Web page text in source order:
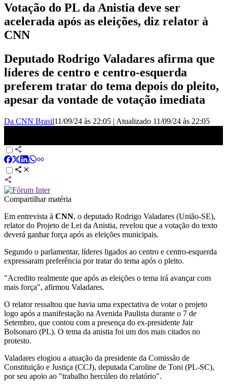
Votação do PL da Anistia deve ser
acelerada após as eleições, diz relator à
CNN
Deputado Rodrigo Valadares afirma que
líderes de centro e centro-esquerda
preferem tratar do tema depois do pleito,
apesar da vontade de votação imediata
Da CNN Brasil11/09/24 às 22:05 | Atualizado 11/09/24 às 22:05
Compartilhar matéria
Em entrevista à CNN, o deputado Rodrigo Valadares (União-SE),
relator do Projeto de Lei da Anistia, revelou que a votação do texto
deverá ganhar força após as eleições municipais.
Segundo o parlamentar, líderes ligados ao centro e centro-esquerda
expressaram preferência por tratar do tema após o pleito.
"Acredito realmente que após as eleições o tema irá avançar com
mais força", afirmou Valadares.
O relator ressaltou que havia uma expectativa de votar o projeto
logo após a manifestação na Avenida Paulista durante o 7 de
Setembro, que contou com a presença do ex-presidente Jair
Bolsonaro (PL). O tema da anistia foi um dos mais citados no
protesto.
Valadares elogiou a atuação da presidente da Comissão de
Constituição e Justiça (CCJ), deputada Caroline de Toni (PL-SC),
por seu apoio ao "trabalho hercúleo do relatório".